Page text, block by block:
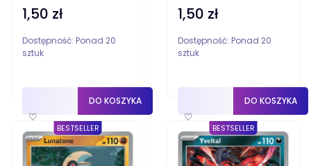
Cena
1,50 zł
Dostępność: Ponad 20
sztuk
♡
DO KOSZYKA
Cena
1,50 zł
Dostępność: Ponad 20
sztuk
♡
DO KOSZYKA
BESTSELLER BESTSELLER